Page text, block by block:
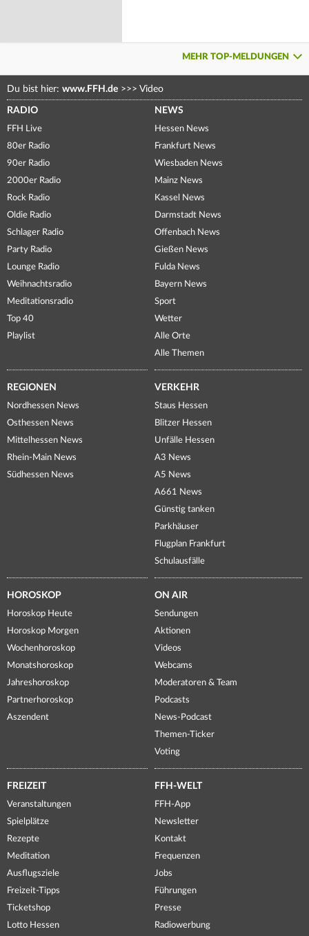
MEHR TOP-MELDUNGEN
Du bist hier: www.FFH.de >>> Video
RADIO
FFH Live
80er Radio
90er Radio
2000er Radio
Rock Radio
Oldie Radio
Schlager Radio
Party Radio
Lounge Radio
Weihnachtsradio
Meditationsradio
Top 40
Playlist
NEWS
Hessen News
Frankfurt News
Wiesbaden News
Mainz News
Kassel News
Darmstadt News
Offenbach News
Gießen News
Fulda News
Bayern News
Sport
Wetter
Alle Orte
Alle Themen
REGIONEN
Nordhessen News
Osthessen News
Mittelhessen News
Rhein-Main News
Südhessen News
VERKEHR
Staus Hessen
Blitzer Hessen
Unfälle Hessen
A3 News
A5 News
A661 News
Günstig tanken
Parkhäuser
Flugplan Frankfurt
Schulausfälle
HOROSKOP
Horoskop Heute
Horoskop Morgen
Wochenhoroskop
Monatshoroskop
Jahreshoroskop
Partnerhoroskop
Aszendent
ON AIR
Sendungen
Aktionen
Videos
Webcams
Moderatoren & Team
Podcasts
News-Podcast
Themen-Ticker
Voting
FREIZEIT
Veranstaltungen
Spielplätze
Rezepte
Meditation
Ausflugsziele
Freizeit-Tipps
Ticketshop
Lotto Hessen
FFH-WELT
FFH-App
Newsletter
Kontakt
Frequenzen
Jobs
Führungen
Presse
Radiowerbung